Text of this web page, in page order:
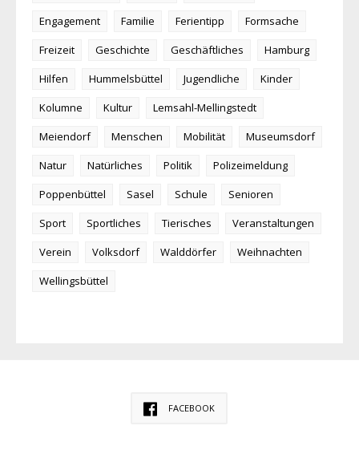
Engagement
Familie Ferientipp
Formsache
Freizeit
Geschichte Geschäftliches
Hamburg
Hilfen
Hummelsbüttel Jugendliche
Kinder
Kolumne
Kultur
Lemsahl-Mellingstedt
Meiendorf
Menschen Mobilität
Museumsdorf
Natur
Natürliches Politik
Polizeimeldung
Poppenbüttel
Sasel Schule
Senioren
Sport
Sportliches Tierisches
Veranstaltungen
Verein
Volksdorf Walddörfer
Weihnachten
Wellingsbüttel
FACEBOOK